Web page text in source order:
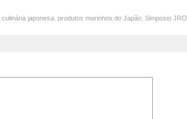
culinária japonesa produtos marinhos do Japão Simposio JRO